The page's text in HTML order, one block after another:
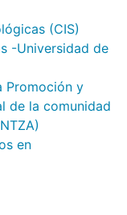
(CIS)
-Universidad de
Promoción y
de la comunidad
en